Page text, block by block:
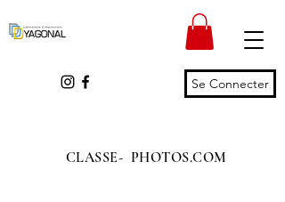
Se Connecter
CLASSE- PHOTOS.COM